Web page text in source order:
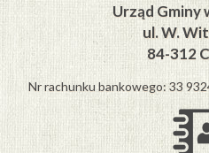
Urząd Gminy
ul. W.
84-312
Nr rachunku bankowego: 33